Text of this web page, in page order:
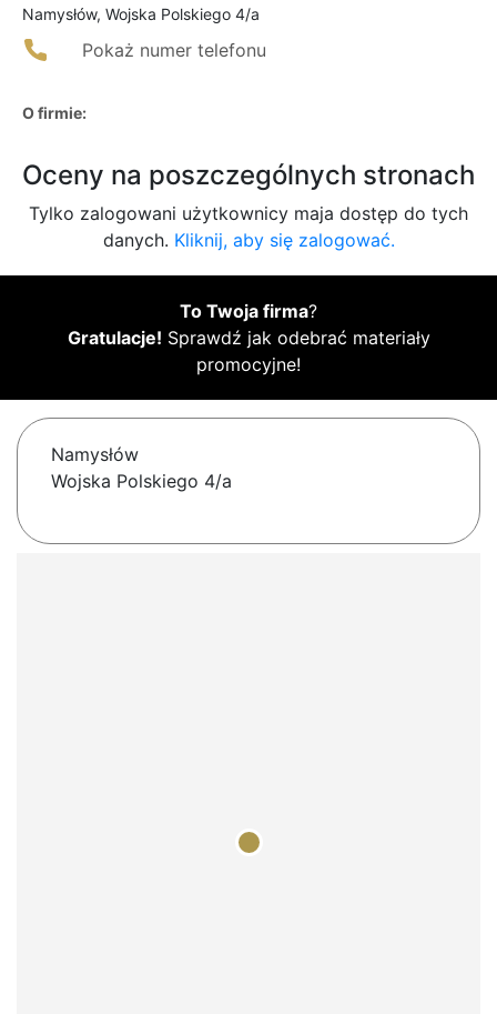
Namysłów, Wojska Polskiego 4/a
Pokaż numer telefonu
O firmie:
Oceny na poszczególnych stronach
Tylko zalogowani użytkownicy maja dostęp do tych
danych. Kliknij, aby się zalogować.
To Twoja firma?
Gratulacje! Sprawdź jak odebrać materiały
promocyjne!
Namysłów
Wojska Polskiego 4/a